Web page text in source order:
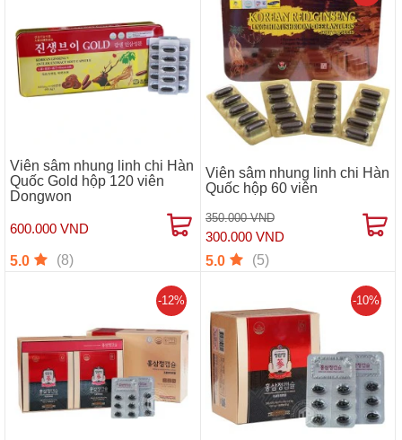
Viên sâm nhung linh chi Hàn
Quốc Gold hộp 120 viên
Dongwon
600.000 VND
5.0 (8)
Viên sâm nhung linh chi Hàn
Quốc hộp 60 viên
350.000 VND
300.000 VND
5.0 (5)
-12% -10%